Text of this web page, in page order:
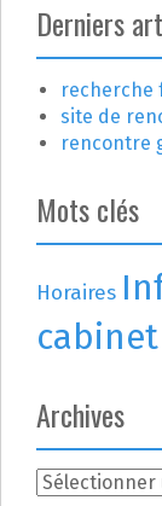
Derniers
recherche
site de
rencontre
Mots clés
Horaires
cabinet
Archives
A